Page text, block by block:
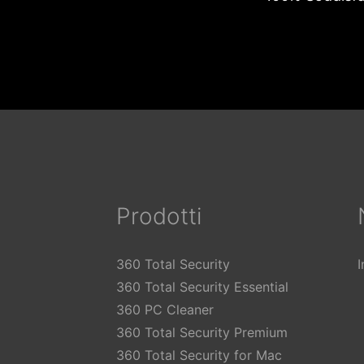
Prodotti
360 Total Security
360 Total Security Essential
360 PC Cleaner
360 Total Security Premium
360 Total Security for Mac